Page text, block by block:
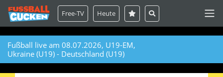
Free-TV Heute
Fußball live am 08.07.2026, U19-EM,
Ukraine (U19) - Deutschland (U19)